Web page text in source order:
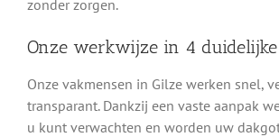
zonder zorgen.
Onze werkwijze in 4 duidelijke
Onze vakmensen in Gilze werken snel,
transparant. Dankzij een vaste aanpak
u kunt verwachten en worden uw